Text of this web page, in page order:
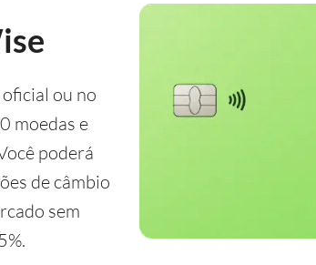
ou no
moedas e
poderá
de câmbio
sem